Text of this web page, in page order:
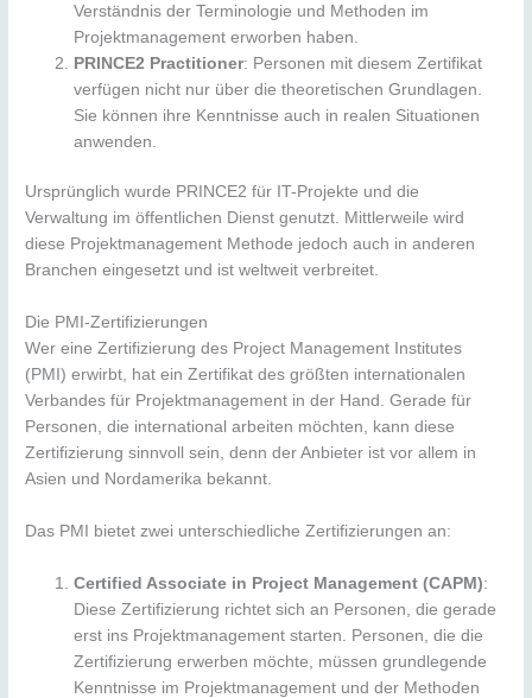
Verständnis der Terminologie und Methoden im
Projektmanagement erworben haben.
PRINCE2 Practitioner: Personen mit diesem Zertifikat
verfügen nicht nur über die theoretischen Grundlagen.
Sie können ihre Kenntnisse auch in realen Situationen
anwenden.
Ursprünglich wurde PRINCE2 für IT-Projekte und die
Verwaltung im öffentlichen Dienst genutzt. Mittlerweile wird
diese Projektmanagement Methode jedoch auch in anderen
Branchen eingesetzt und ist weltweit verbreitet.
Die PMI-Zertifizierungen
Wer eine Zertifizierung des Project Management Institutes
(PMI) erwirbt, hat ein Zertifikat des größten internationalen
Verbandes für Projektmanagement in der Hand. Gerade für
Personen, die international arbeiten möchten, kann diese
Zertifizierung sinnvoll sein, denn der Anbieter ist vor allem in
Asien und Nordamerika bekannt.
Das PMI bietet zwei unterschiedliche Zertifizierungen an:
Certified Associate in Project Management (CAPM):
Diese Zertifizierung richtet sich an Personen, die gerade
erst ins Projektmanagement starten. Personen, die die
Zertifizierung erwerben möchte, müssen grundlegende
Kenntnisse im Projektmanagement und der Methoden